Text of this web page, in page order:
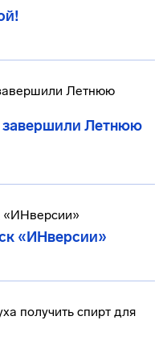
завершили Летнюю
«ИНверсии»